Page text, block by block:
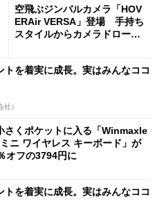
空飛ぶジンバルカメラ「HOV
ERAir VERSA」登場 手持ち
スタイルからカメラドローン
トを着実に成長。実はみんなココ
）
さくポケットに入る「Winmaxle
ニ ワイヤレス キーボード」が
オフの3794円に
トを着実に成長。実はみんなココ